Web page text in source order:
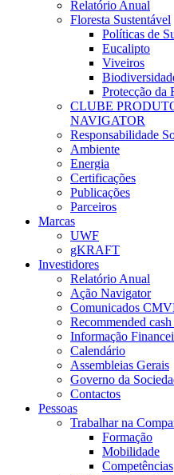
Relatório Anual
Floresta Sustentável
Políticas de
Eucalipto
Viveiros
Protecção da
CLUBE
NAVIGATOR
Responsabilidade
Ambiente
Energia
Certificações
Publicações
Parceiros
Marcas
UWF
gKRAFT
Investidores
Relatório Anual
Ação Navigator
Comunicados
Recommended
Informação
Calendário
Assembleias Gerais
Governo da
Contactos
Pessoas
Trabalhar na
Formação
Mobilidade
Competências